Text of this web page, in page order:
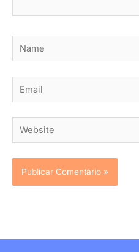
Name
Email
Website